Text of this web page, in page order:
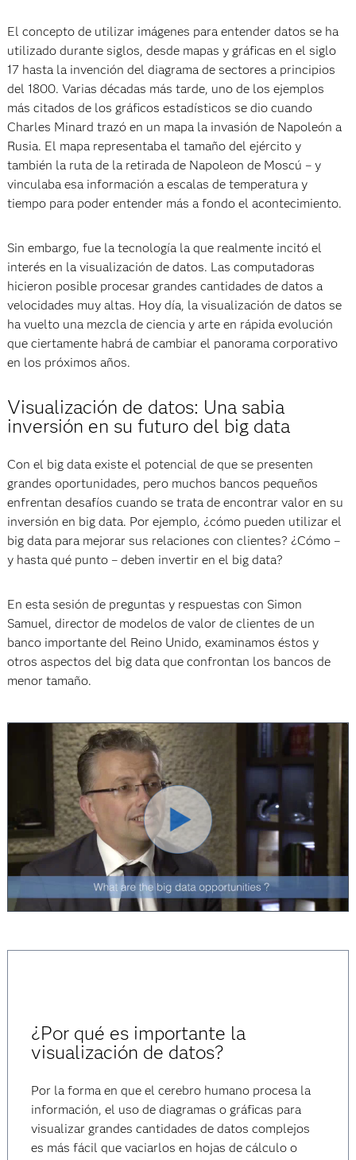
El concepto de utilizar imágenes para entender datos se ha
utilizado durante siglos, desde mapas y gráficas en el siglo
17 hasta la invención del diagrama de sectores a principios
del 1800. Varias décadas más tarde, uno de los ejemplos
más citados de los gráficos estadísticos se dio cuando
Charles Minard trazó en un mapa la invasión de Napoleón a
Rusia. El mapa representaba el tamaño del ejército y
también la ruta de la retirada de Napoleon de Moscú – y
vinculaba esa información a escalas de temperatura y
tiempo para poder entender más a fondo el acontecimiento.
Sin embargo, fue la tecnología la que realmente incitó el
interés en la visualización de datos. Las computadoras
hicieron posible procesar grandes cantidades de datos a
velocidades muy altas. Hoy día, la visualización de datos se
ha vuelto una mezcla de ciencia y arte en rápida evolución
que ciertamente habrá de cambiar el panorama corporativo
en los próximos años.
Visualización de datos: Una sabia
inversión en su futuro del big data
Con el big data existe el potencial de que se presenten
grandes oportunidades, pero muchos bancos pequeños
enfrentan desafíos cuando se trata de encontrar valor en su
inversión en big data. Por ejemplo, ¿cómo pueden utilizar el
big data para mejorar sus relaciones con clientes? ¿Cómo –
y hasta qué punto – deben invertir en el big data?
En esta sesión de preguntas y respuestas con Simon
Samuel, director de modelos de valor de clientes de un
banco importante del Reino Unido, examinamos éstos y
otros aspectos del big data que confrontan los bancos de
menor tamaño.
¿Por qué es importante la
visualización de datos?
Por la forma en que el cerebro humano procesa la
información, el uso de diagramas o gráficas para
visualizar grandes cantidades de datos complejos
es más fácil que vaciarlos en hojas de cálculo o